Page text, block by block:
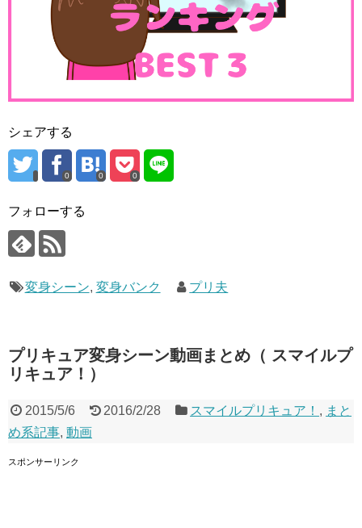
シェアする
0 0 0
フォローする
変身シーン, 変身バンク プリ夫
プリキュア変身シーン動画まとめ（ スマイルプ
リキュア！）
2015/5/6 2016/2/28 スマイルプリキュア！ , まと
め系記事, 動画
スポンサーリンク